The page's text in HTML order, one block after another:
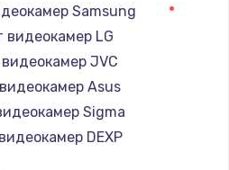
аудио телефона
Samsung
видеокамер LG
JVC
Asus
Sigma
DEXP